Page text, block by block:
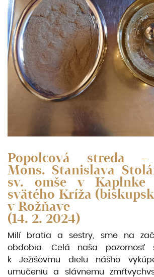
Popolcová streda
Mons. Stanislava
sv. omše v Kaplnke
svätého Kríža
v Rožňave
(14. 2. 2024)
Milí bratia a sestry, sme na
obdobia. Celá naša
k Ježišovmu dielu nášho
umučeniu a slávnemu